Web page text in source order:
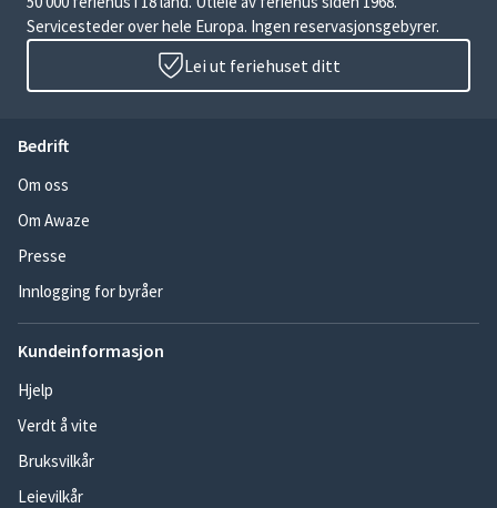
Servicesteder over hele Europa. Ingen reservasjonsgebyrer.
Lei ut feriehuset ditt
Bedrift
Om oss
Om Awaze
Presse
Innlogging for byråer
Kundeinformasjon
Hjelp
Verdt å vite
Bruksvilkår
Leievilkår